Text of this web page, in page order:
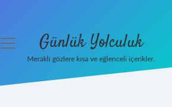
menüyü
Günlük Yolculuk
Meraklı gözlere kısa ve eğlenceli içerikler.